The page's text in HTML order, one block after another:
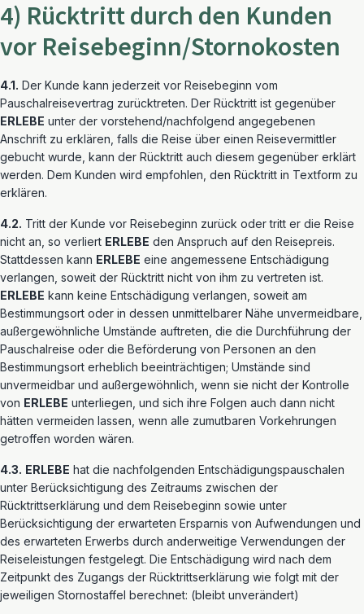
4) Rücktritt durch den Kunden
vor Reisebeginn/Stornokosten
4.1. Der Kunde kann jederzeit vor Reisebeginn vom
Pauschalreisevertrag zurücktreten. Der Rücktritt ist gegenüber
ERLEBE unter der vorstehend/nachfolgend angegebenen
Anschrift zu erklären, falls die Reise über einen Reisevermittler
gebucht wurde, kann der Rücktritt auch diesem gegenüber erklärt
werden. Dem Kunden wird empfohlen, den Rücktritt in Textform zu
erklären.
4.2. Tritt der Kunde vor Reisebeginn zurück oder tritt er die Reise
nicht an, so verliert ERLEBE den Anspruch auf den Reisepreis.
Stattdessen kann ERLEBE eine angemessene Entschädigung
verlangen, soweit der Rücktritt nicht von ihm zu vertreten ist.
ERLEBE kann keine Entschädigung verlangen, soweit am
Bestimmungsort oder in dessen unmittelbarer Nähe unvermeidbare,
außergewöhnliche Umstände auftreten, die die Durchführung der
Pauschalreise oder die Beförderung von Personen an den
Bestimmungsort erheblich beeinträchtigen; Umstände sind
unvermeidbar und außergewöhnlich, wenn sie nicht der Kontrolle
von ERLEBE unterliegen, und sich ihre Folgen auch dann nicht
hätten vermeiden lassen, wenn alle zumutbaren Vorkehrungen
getroffen worden wären.
4.3. ERLEBE hat die nachfolgenden Entschädigungspauschalen
unter Berücksichtigung des Zeitraums zwischen der
Rücktrittserklärung und dem Reisebeginn sowie unter
Berücksichtigung der erwarteten Ersparnis von Aufwendungen und
des erwarteten Erwerbs durch anderweitige Verwendungen der
Reiseleistungen festgelegt. Die Entschädigung wird nach dem
Zeitpunkt des Zugangs der Rücktrittserklärung wie folgt mit der
jeweiligen Stornostaffel berechnet: (bleibt unverändert)